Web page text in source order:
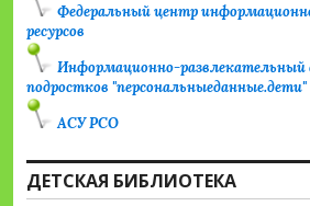
Федеральный центр
ресурсов
Информационно-развлекательный
подростков "персональныеданные.дети"
АСУ РСО
ДЕТСКАЯ БИБЛИОТЕКА